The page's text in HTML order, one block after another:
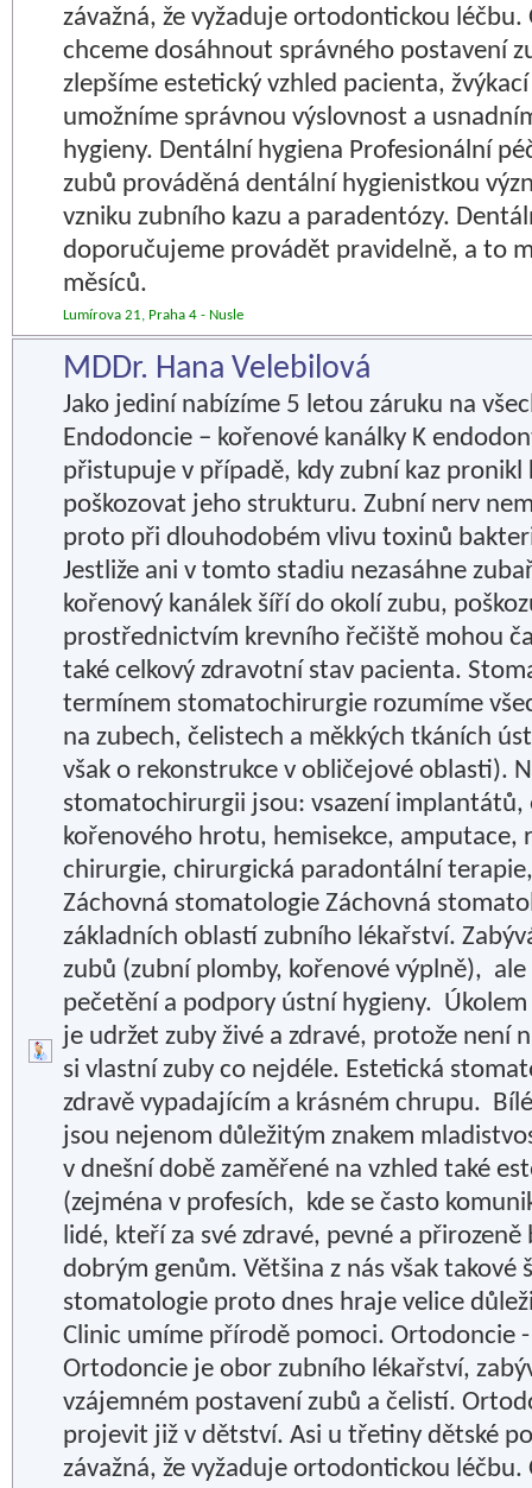
závažná, že vyžaduje ortodontickou
chceme dosáhnout správného postavení
zlepšíme estetický vzhled pacienta,
umožníme správnou výslovnost a
hygieny. Dentální hygiena Profesionální
zubů prováděná dentální hygienistkou
vzniku zubního kazu a paradentózy.
doporučujeme provádět pravidelně, a to
měsíců.
Lumírova 21, Praha 4 - Nusle
MDDr. Hana Velebilová
Jako jediní nabízíme 5 letou záruku na
Endodoncie – kořenové kanálky K
přistupuje v případě, kdy zubní kaz pronikl
poškozovat jeho strukturu. Zubní nerv
proto při dlouhodobém vlivu toxinů
Jestliže ani v tomto stadiu nezasáhne
kořenový kanálek šíří do okolí zubu,
prostřednictvím krevního řečiště mohou
také celkový zdravotní stav pacienta.
termínem stomatochirurgie rozumíme
na zubech, čelistech a měkkých tkáních
však o rekonstrukce v obličejové oblasti).
stomatochirurgii jsou: vsazení implantátů,
kořenového hrotu, hemisekce,
chirurgie, chirurgická paradontální
Záchovná stomatologie Záchovná
základních oblastí zubního lékařství.
zubů (zubní plomby, kořenové výplně),
pečetění a podpory ústní hygieny.
je udržet zuby živé a zdravé, protože není
si vlastní zuby co nejdéle. Estetická
zdravě vypadajícím a krásném chrupu.
jsou nejenom důležitým znakem
v dnešní době zaměřené na vzhled také
(zejména v profesích, kde se často
lidé, kteří za své zdravé, pevné a
dobrým genům. Většina z nás však takové
stomatologie proto dnes hraje velice
Clinic umíme přírodě pomoci. Ortodoncie
Ortodoncie je obor zubního lékařství,
vzájemném postavení zubů a čelistí.
projevit již v dětství. Asi u třetiny dětské
závažná, že vyžaduje ortodontickou